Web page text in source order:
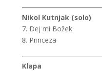
Nikol Kutnjak (solo)
7. Dej mi Božek
8. Princeza
Klapa